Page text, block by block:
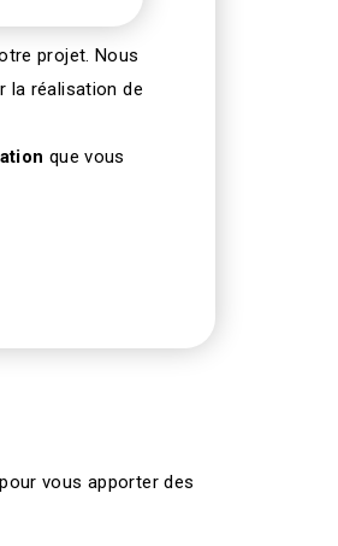
projet. Nous
la réalisation de
que vous
vous apporter des